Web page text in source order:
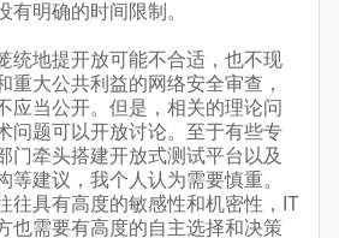
有明确的时间限制。
地提开放可能不合适，也不现
重大公共利益的网络安全审查，
应当公开。但是，相关的理论问
问题可以开放讨论。至于有些专
门牵头搭建开放式测试平台以及
等建议，我个人认为需要慎重。
往具有高度的敏感性和机密性，IT
也需要有高度的自主选择和决策